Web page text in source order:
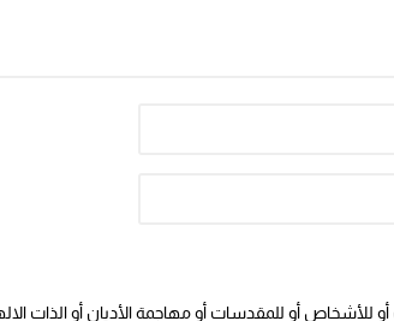
للأشخاص أو للمقدسات أو مهاجمة الأديان أو الذات